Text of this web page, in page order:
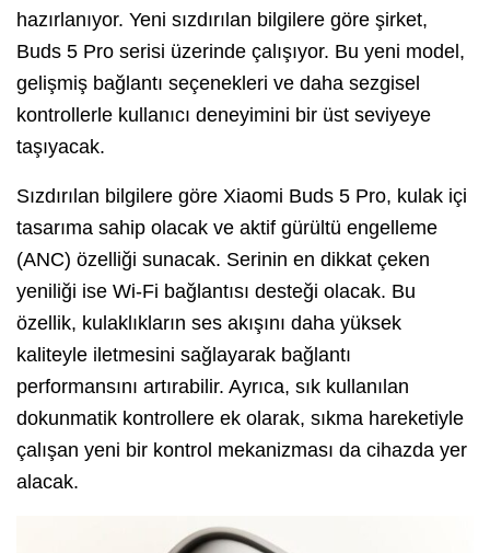
hazırlanıyor. Yeni sızdırılan bilgilere göre şirket,
Buds 5 Pro serisi üzerinde çalışıyor. Bu yeni model,
gelişmiş bağlantı seçenekleri ve daha sezgisel
kontrollerle kullanıcı deneyimini bir üst seviyeye
taşıyacak.
Sızdırılan bilgilere göre Xiaomi Buds 5 Pro, kulak içi
tasarıma sahip olacak ve aktif gürültü engelleme
(ANC) özelliği sunacak. Serinin en dikkat çeken
yeniliği ise Wi-Fi bağlantısı desteği olacak. Bu
özellik, kulaklıkların ses akışını daha yüksek
kaliteyle iletmesini sağlayarak bağlantı
performansını artırabilir. Ayrıca, sık kullanılan
dokunmatik kontrollere ek olarak, sıkma hareketiyle
çalışan yeni bir kontrol mekanizması da cihazda yer
alacak.